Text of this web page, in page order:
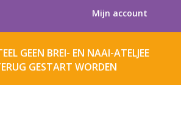
Mijn account
GEEN BREI- EN NAAI-ATELJEE
GESTART WORDEN